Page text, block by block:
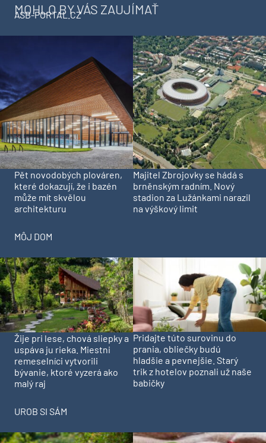
MOHLO BY VÁS ZAUJÍMAŤ
ASB-PORTAL.CZ
Pět novodobých plováren,
které dokazují, že i bazén
může mít skvělou
architekturu
Majitel Zbrojovky se hádá s
brněnským radním. Nový
stadion za Lužánkami narazil
na výškový limit
MÔJ DOM
Žije pri lese, chová sliepky a
uspáva ju rieka. Miestni
remeselníci vytvorili
bývanie, ktoré vyzerá ako
malý raj
Pridajte túto surovinu do
prania, obliečky budú
hladšie a pevnejšie. Starý
trik z hotelov poznali už naše
babičky
UROB SI SÁM